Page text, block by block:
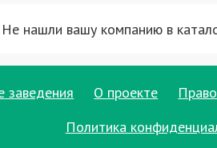
Не нашли вашу компанию в
заведения О проекте
Политика